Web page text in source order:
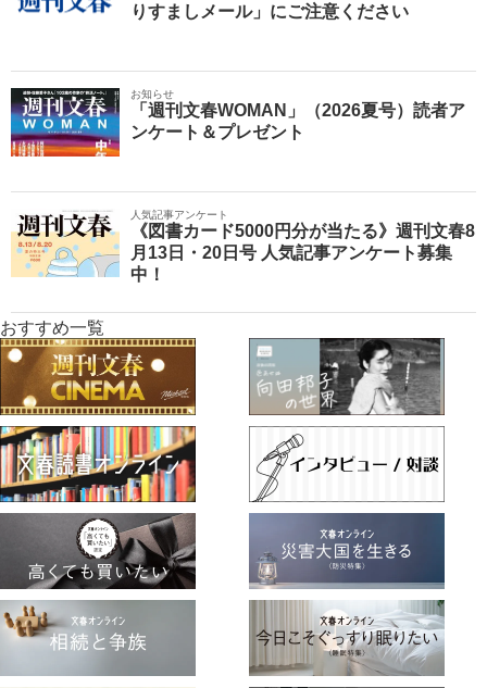
りすましメール」にご注意ください
お知らせ
「週刊文春WOMAN」（2026夏号）読者ア
ンケート＆プレゼント
人気記事アンケート
《図書カード5000円分が当たる》週刊文春8
月13日・20日号 人気記事アンケート募集
中！
おすすめ一覧